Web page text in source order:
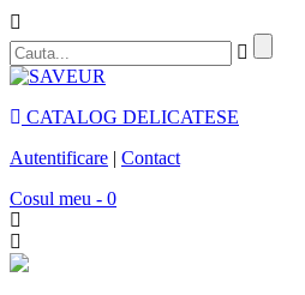
CATALOG DELICATESE
Autentificare | Contact
Cosul meu - 0